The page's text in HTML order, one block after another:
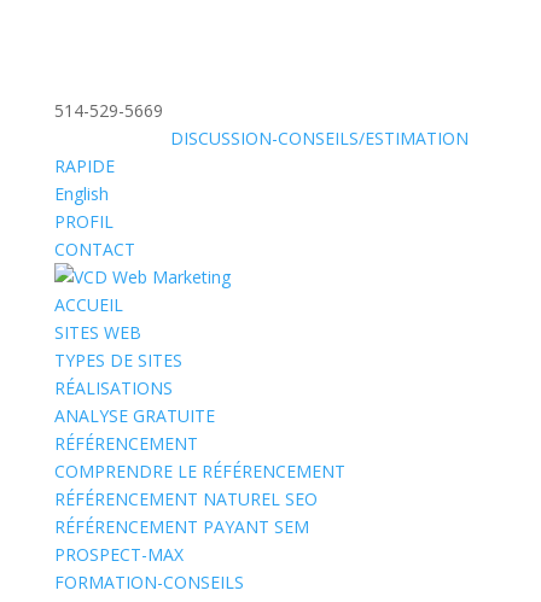
514-529-5669
DISCUSSION-CONSEILS/ESTIMATION
RAPIDE
English
PROFIL
CONTACT
ACCUEIL
SITES WEB
TYPES DE SITES
RÉALISATIONS
ANALYSE GRATUITE
RÉFÉRENCEMENT
COMPRENDRE LE RÉFÉRENCEMENT
RÉFÉRENCEMENT NATUREL SEO
RÉFÉRENCEMENT PAYANT SEM
PROSPECT-MAX
FORMATION-CONSEILS